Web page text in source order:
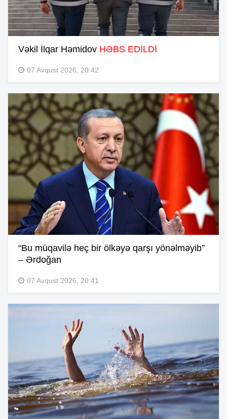
Vəkil İlqar Həmidov HƏBS EDİLDİ
07 Avqust 2026, 20:42
“Bu müqavilə heç bir ölkəyə qarşı yönəlməyib”
– Ərdoğan
07 Avqust 2026, 20:41